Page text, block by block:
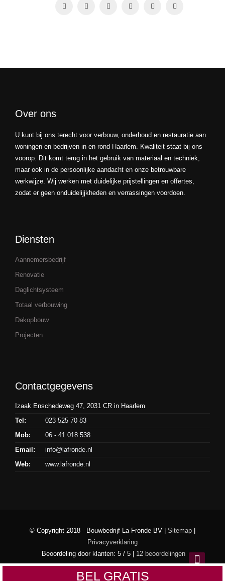
Over ons
U kunt bij ons terecht voor verbouw, onderhoud en restauratie aan
woningen en bedrijven in en rond Haarlem. Kwaliteit staat bij ons
voorop. Dit komt terug in het gebruik van materiaal en techniek,
maar ook in de persoonlijke aandacht en onze betrouwbare
werkwijze. Wij werken met duidelijke prijstellingen en offertes,
zodat er geen onduidelijjkheden en verrassingen voordoen.
Diensten
Aannemersbedrijf
Renovatie
Daglichtsysteem
Totaal verbouwing
Dakopbouw
Projecten
Contactgegevens
Izaak Enschedeweg 47, 2031 CR in Haarlem
Tel:
023 525 70 83
Mob:
06 - 41 018 538
Email:
info@lafronde.nl
Web:
www.lafronde.nl
© Copyright 2018 - Bouwbedrijf La Fronde BV | Sitemap
Privacyverklaring
Beoordeling door klanten: 5 / 5 12 beoordelingen
BEL GRATIS